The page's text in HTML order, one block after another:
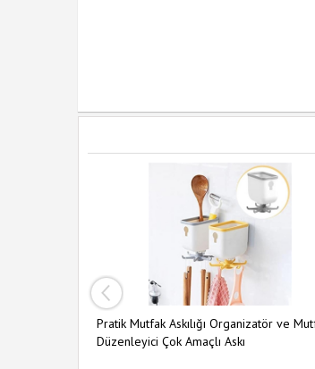
Pratik Mutfak Askılığı Organizatör ve
Düzenleyici Çok Amaçlı Askı